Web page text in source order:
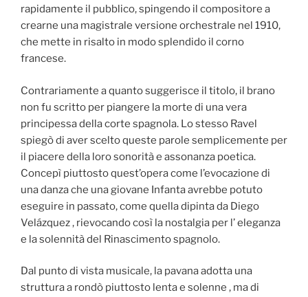
rapidamente il pubblico, spingendo il compositore a
crearne una magistrale versione orchestrale nel 1910,
che mette in risalto in modo splendido il corno
francese.
Contrariamente a quanto suggerisce il titolo, il brano
non fu scritto per piangere la morte di una vera
principessa della corte spagnola. Lo stesso Ravel
spiegò di aver scelto queste parole semplicemente per
il piacere della loro sonorità e assonanza poetica.
Concepì piuttosto quest’opera come l’evocazione di
una danza che una giovane Infanta avrebbe potuto
eseguire in passato, come quella dipinta da Diego
Velázquez , rievocando così la nostalgia per l’ eleganza
e la solennità del Rinascimento spagnolo.
Dal punto di vista musicale, la pavana adotta una
struttura a rondò piuttosto lenta e solenne , ma di